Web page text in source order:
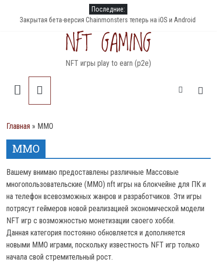
Последние:
Закрытая бета-версия Chainmonsters теперь на iOS и Android
PlanetQuest — NFT игра с генерируемыми планетами
Аирдроп токенов RDAO в NFT игре R-Planet
DeFi Land – мультисетевая ферма для фарминга
Dark Country – обновление игры и землевладение в 2022 году
NFT GAMING
NFT игры play to earn (p2e)
Главная » MMO
MMO
Вашему внимаю предоставлены различные Массовые
многопользовательские (MMO) nft игры на блокчейне для ПК и
на телефон всевозможных жанров и разработчиков. Эти игры
потрясут геймеров новой реализацией экономической модели
NFT игр с возможностью монетизации своего хобби.
Данная категория постоянно обновляется и дополняется
новыми MMO играми, поскольку известность NFT игр только
начала свой стремительный рост.